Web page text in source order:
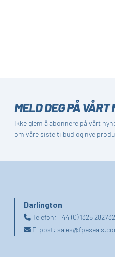
MELD DEG PÅ
Ikke glem å abonnere på vårt
om våre siste tilbud og nye
Darlington
Telefon:+44 (0) 1325 282732
E-post: